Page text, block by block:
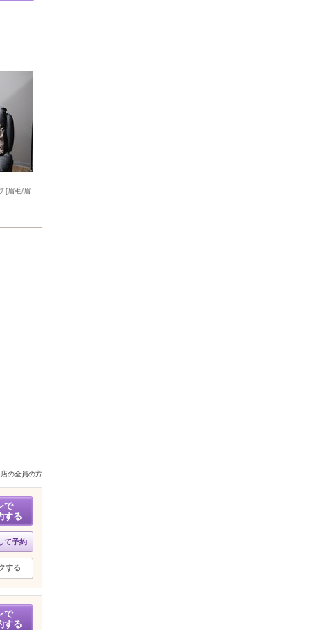
[眉毛/眉
の全員の方
で
する
て予約
する
で
する